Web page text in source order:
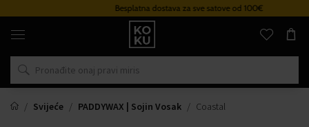
Besplatna dostava za sve satove od 100€
Originalni
parfemi
satovi
na
mjestu
Svijeće
PADDYWAX | Sojin Vosak Coastal